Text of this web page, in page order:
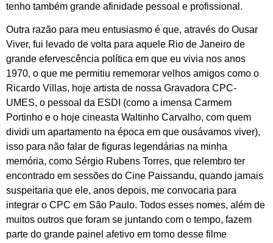
tenho também grande afinidade pessoal e profissional.
Outra razão para meu entusiasmo é que, através do Ousar
Viver, fui levado de volta para aquele Rio de Janeiro de
grande efervescência política em que eu vivia nos anos
1970, o que me permitiu rememorar velhos amigos como o
Ricardo Villas, hoje artista de nossa Gravadora CPC-
UMES, o pessoal da ESDI (como a imensa Carmem
Portinho e o hoje cineasta Waltinho Carvalho, com quem
dividi um apartamento na época em que ousávamos viver),
isso para não falar de figuras legendárias na minha
memória, como Sérgio Rubens Torres, que relembro ter
encontrado em sessões do Cine Paissandu, quando jamais
suspeitaria que ele, anos depois, me convocaria para
integrar o CPC em São Paulo. Todos esses nomes, além de
muitos outros que foram se juntando com o tempo, fazem
parte do grande painel afetivo em torno desse filme